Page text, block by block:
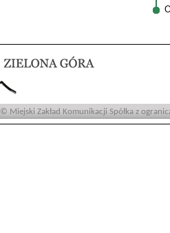
© Miejski Zakład Komunikacji Spółka z